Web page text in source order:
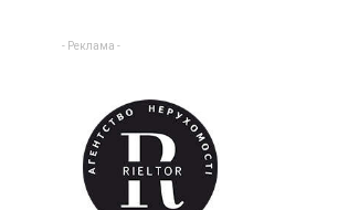
- Реклама -